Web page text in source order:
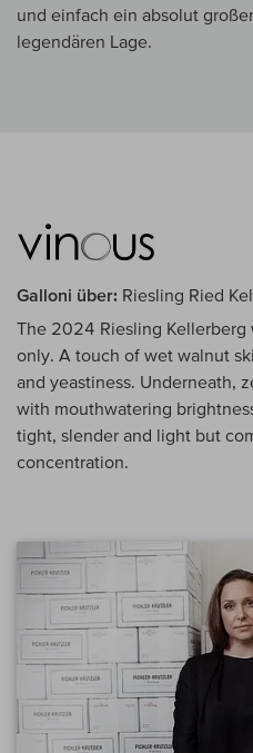
und einfach ein absolut
legendären Lage.
Galloni über: Riesling Ried
The 2024 Riesling Kellerberg
only. A touch of wet walnut
and yeastiness. Underneath,
with mouthwatering
tight, slender and light but
concentration.